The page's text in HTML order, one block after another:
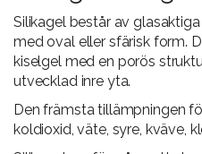
Silikagel består av
med oval eller sfärisk form.
kiselgel med en porös
utvecklad inre yta.
Den främsta tillämpningen
koldioxid, väte, syre, kväve,